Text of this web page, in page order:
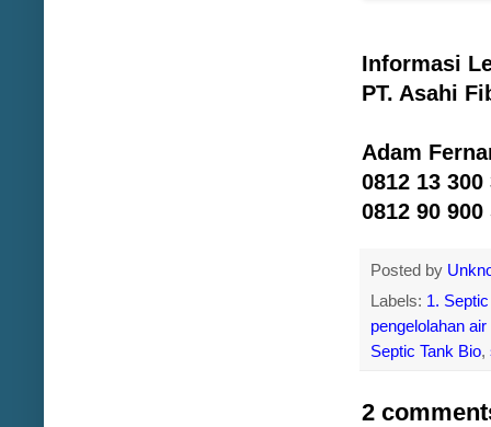
Informasi
PT. Asahi
Adam
0812 13 300
0812 90 900
Posted by
Labels: 1.
pengelolahan
Septic Tank Bio,
2